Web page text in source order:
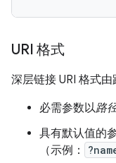
URI 格式
深层链接 URI 格式
必需参数以路
具有默认值的
（示例：